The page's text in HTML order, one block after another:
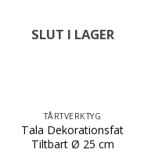
SLUT I LAGER
TÅRTVERKTYG
Tala Dekorationsfat
Tiltbart Ø 25 cm